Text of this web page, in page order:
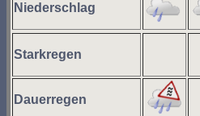
Niederschlag
Starkregen
Dauerregen